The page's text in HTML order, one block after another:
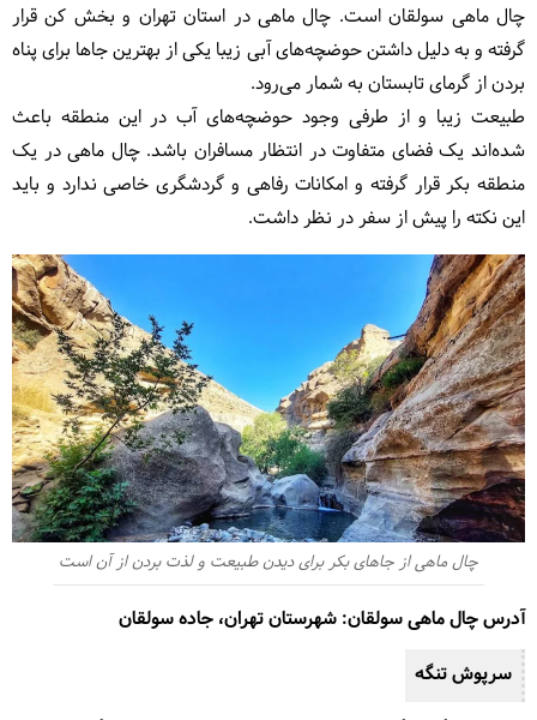
چال ماهی سولقان است. چال ماهی در استان تهران و بخش کن قرار
گرفته و به دلیل داشتن حوضچه‌های آبی زیبا یکی از بهترین جاها برای پناه
بردن از گرمای تابستان به شمار می‌رود.
طبیعت زیبا و از طرفی وجود حوضچه‌های آب در این منطقه باعث
شده‌اند یک فضای متفاوت در انتظار مسافران باشد. چال ماهی در یک
منطقه بکر قرار گرفته و امکانات رفاهی و گردشگری خاصی ندارد و باید
این نکته را پیش از سفر در نظر داشت.
چال ماهی از جاهای بکر برای دیدن طبیعت و لذت بردن از آن است
آدرس چال ماهی سولقان: شهرستان تهران، جاده سولقان
سرپوش تنگه